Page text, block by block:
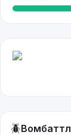
🪲Вомбаттл